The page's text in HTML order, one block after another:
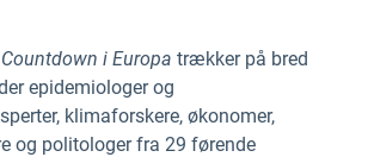
i Europa trækker på bred
epidemiologer og
klimaforskere, økonomer,
og politologer fra 29 førende